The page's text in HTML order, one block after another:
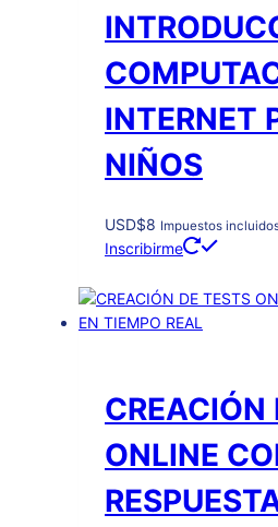
INTERNET
NIÑOS
USD$8 Impuestos
Inscribirme
CREACIÓN
ONLINE